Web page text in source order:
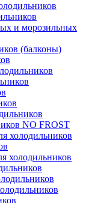
и морозильных
(балконы)
NO FROST
холодильников
холодильников